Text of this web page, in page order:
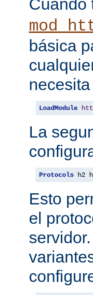
Cuando
básica
LoadModule
La
Protocols h2
Esto
el